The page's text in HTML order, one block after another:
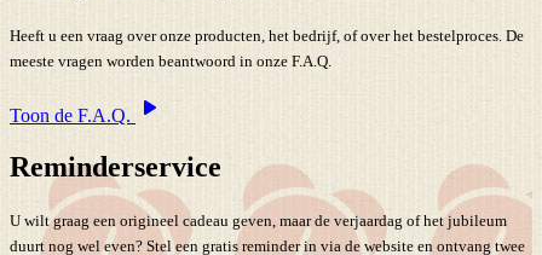
Heeft u een vraag over onze producten, het bedrijf, of over het bestelproces. De
meeste vragen worden beantwoord in onze F.A.Q.
Toon de F.A.Q.
Reminderservice
U wilt graag een origineel cadeau geven, maar de verjaardag of het jubileum
duurt nog wel even? Stel een gratis reminder in via de website en ontvang twee